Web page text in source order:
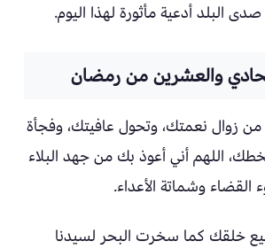
البلد أدعية مأثورة لهذا اليوم.
والعشرين من رمضان
من زوال نعمتك، وتحول عافيتك، وفجأة
اللهم أني أعوذ بك من جهد البلاء
وشماتة الأعداء.
خلقك كما سخرت البحر لسيدنا